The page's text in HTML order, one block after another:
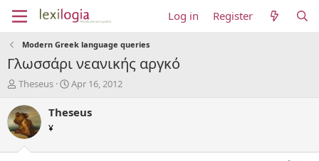
Log in Register
Modern Greek language queries
Γλωσσάρι νεανικής αργκό
T
r
e
a
d
Theseus
S
a
Apr 16, 2012
Theseus
¥